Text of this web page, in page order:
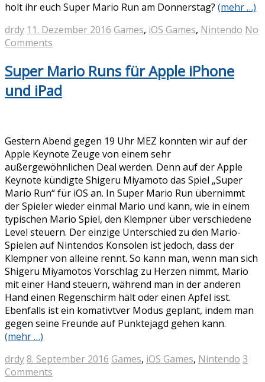
holt ihr euch Super Mario Run am Donnerstag? (mehr …)
drdy 11. Dezember 2016 Games, iOS Games, Nintendo No
Comments
Super Mario Runs für Apple iPhone
und iPad
Gestern Abend gegen 19 Uhr MEZ konnten wir auf der
Apple Keynote Zeuge von einem sehr
außergewöhnlichen Deal werden. Denn auf der Apple
Keynote kündigte Shigeru Miyamoto das Spiel „Super
Mario Run“ für iOS an. In Super Mario Run übernimmt
der Spieler wieder einmal Mario und kann, wie in einem
typischen Mario Spiel, den Klempner über verschiedene
Level steuern. Der einzige Unterschied zu den Mario-
Spielen auf Nintendos Konsolen ist jedoch, dass der
Klempner von alleine rennt. So kann man, wenn man sich
Shigeru Miyamotos Vorschlag zu Herzen nimmt, Mario
mit einer Hand steuern, während man in der anderen
Hand einen Regenschirm hält oder einen Apfel isst.
Ebenfalls ist ein komativtver Modus geplant, indem man
gegen seine Freunde auf Punktejagd gehen kann.
(mehr …)
drdy 8. September 2016 Games, iOS Games, Nintendo 3
Comments